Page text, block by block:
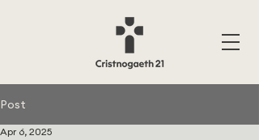
Post
Apr 6, 2025